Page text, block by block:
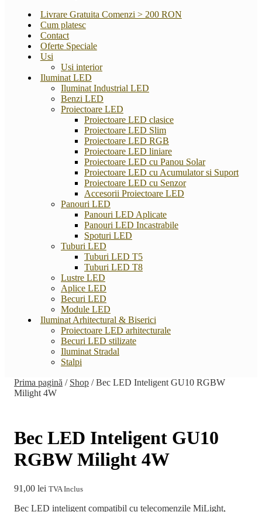
Livrare Gratuita Comenzi > 200 RON
Cum platesc
Contact
Oferte Speciale
Usi
Usi interior
Iluminat LED
Iluminat Industrial LED
Benzi LED
Proiectoare LED
Proiectoare LED clasice
Proiectoare LED Slim
Proiectoare LED RGB
Proiectoare LED liniare
Proiectoare LED cu Panou Solar
Proiectoare LED cu Acumulator si Suport
Proiectoare LED cu Senzor
Accesorii Proiectoare LED
Panouri LED
Panouri LED Aplicate
Panouri LED Incastrabile
Spoturi LED
Tuburi LED
Tuburi LED T5
Tuburi LED T8
Lustre LED
Aplice LED
Becuri LED
Module LED
Iluminat Arhitectural & Biserici
Proiectoare LED arhitecturale
Becuri LED stilizate
Iluminat Stradal
Stalpi
Prima pagină / Shop /Bec LED Inteligent GU10 RGBW
Milight 4W
Bec LED Inteligent GU10
RGBW Milight 4W
91,00 lei TVA Inclus
Bec LED inteligent compatibil cu telecomenzile MiLight,